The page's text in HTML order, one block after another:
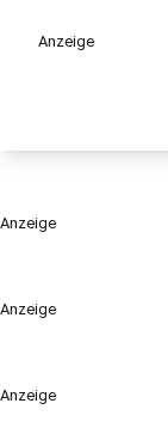
Anzeige
Anzeige
Anzeige
Anzeige